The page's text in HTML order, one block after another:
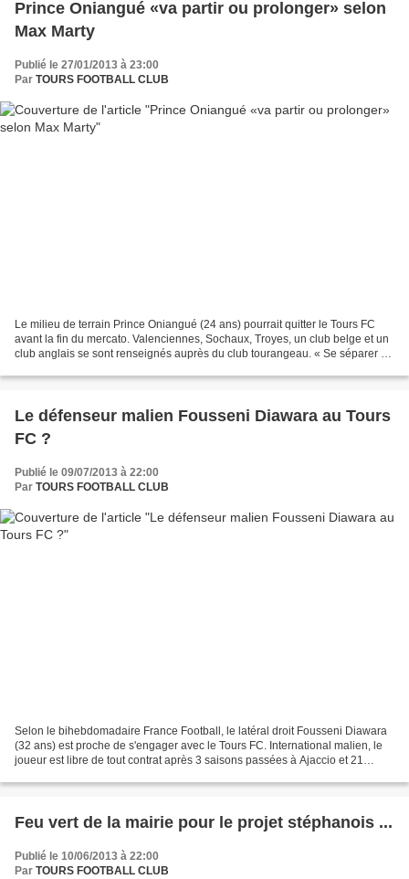
Prince Oniangué «va partir ou prolonger» selon
Max Marty
Publié le 27/01/2013 à 23:00
Par TOURS FOOTBALL CLUB
Le milieu de terrain Prince Oniangué (24 ans) pourrait quitter le Tours FC
avant la fin du mercato. Valenciennes, Sochaux, Troyes, un club belge et un
club anglais se sont renseignés auprès du club tourangeau. « Se séparer de
Le défenseur malien Fousseni Diawara au Tours
FC ?
Publié le 09/07/2013 à 22:00
Par TOURS FOOTBALL CLUB
Selon le bihebdomadaire France Football, le latéral droit Fousseni Diawara
(32 ans) est proche de s'engager avec le Tours FC. International malien, le
joueur est libre de tout contrat après 3 saisons passées à Ajaccio et 21
Feu vert de la mairie pour le projet stéphanois ...
Publié le 10/06/2013 à 22:00
Par TOURS FOOTBALL CLUB